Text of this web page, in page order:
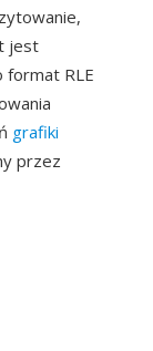
jest
RLE
grafiki
przez